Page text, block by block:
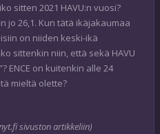
sitten 2021 HAVU:n vuosi?
jo 26,1. Kun tätä ikäjakaumaa
on niiden keski-ikä
sittenkin niin, että sekä HAVU
ENCE on kuitenkin alle 24
mieltä olette?
sivuston artikkeliin)